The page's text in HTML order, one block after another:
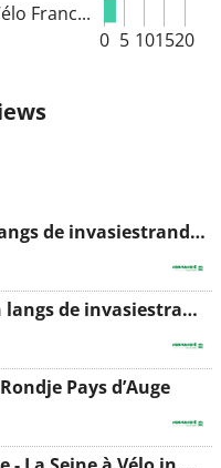
0 5 101520
Franc...
La Boucle Neptune - Fietsen langs de invasiestranden
Caen > Arromanches - Fietsen langs de invasiestranden
Pays d’Auge